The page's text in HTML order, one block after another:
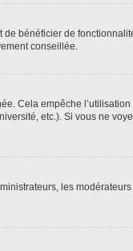
bénéficier de
conseillée.
Cela empêche
etc.). Si vous ne
les